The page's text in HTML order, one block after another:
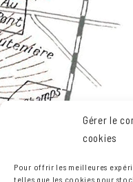
Gérer le
cookies
Pour offrir les meilleures
telles que les cookies pour